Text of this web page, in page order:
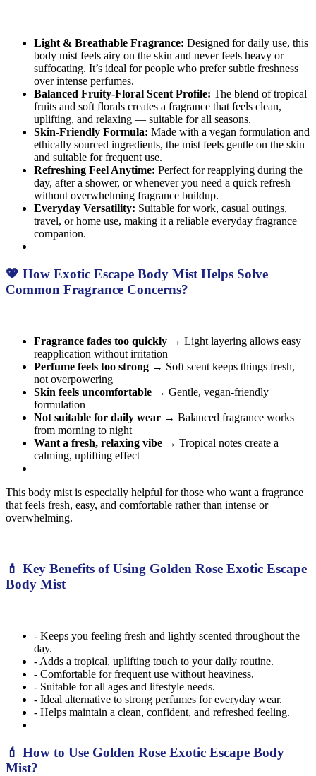
Light & Breathable Fragrance: Designed for daily use, this
body mist feels airy on the skin and never feels heavy or
suffocating. It’s ideal for people who prefer subtle freshness
over intense perfumes.
Balanced Fruity-Floral Scent Profile: The blend of tropical
fruits and soft florals creates a fragrance that feels clean,
uplifting, and relaxing — suitable for all seasons.
Skin-Friendly Formula: Made with a vegan formulation and
ethically sourced ingredients, the mist feels gentle on the skin
and suitable for frequent use.
Refreshing Feel Anytime: Perfect for reapplying during the
day, after a shower, or whenever you need a quick refresh
without overwhelming fragrance buildup.
Everyday Versatility: Suitable for work, casual outings,
travel, or home use, making it a reliable everyday fragrance
companion.
💖 How Exotic Escape Body Mist Helps Solve
Common Fragrance Concerns?
Fragrance fades too quickly → Light layering allows easy
reapplication without irritation
Perfume feels too strong → Soft scent keeps things fresh,
not overpowering
Skin feels uncomfortable → Gentle, vegan-friendly
formulation
Not suitable for daily wear → Balanced fragrance works
from morning to night
Want a fresh, relaxing vibe → Tropical notes create a
calming, uplifting effect
This body mist is especially helpful for those who want a fragrance
that feels fresh, easy, and comfortable rather than intense or
overwhelming.
💄 Key Benefits of Using Golden Rose Exotic Escape
Body Mist
- Keeps you feeling fresh and lightly scented throughout the
day.
- Adds a tropical, uplifting touch to your daily routine.
- Comfortable for frequent use without heaviness.
- Suitable for all ages and lifestyle needs.
- Ideal alternative to strong perfumes for everyday wear.
- Helps maintain a clean, confident, and refreshed feeling.
💄 How to Use Golden Rose Exotic Escape Body
Mist?